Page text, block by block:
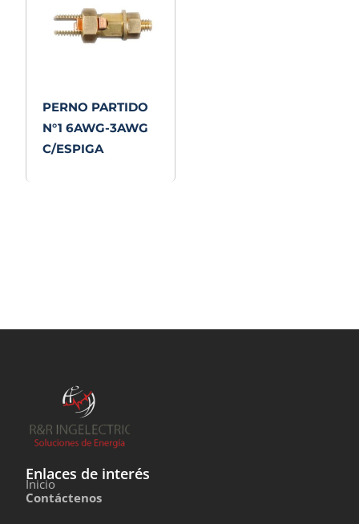
PERNO PARTIDO
N°1 6AWG-3AWG
C/ESPIGA
Enlaces de interés
Inicio
Contáctenos